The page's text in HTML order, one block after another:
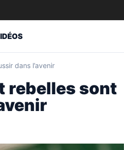
dans l’avenir
rebelles sont